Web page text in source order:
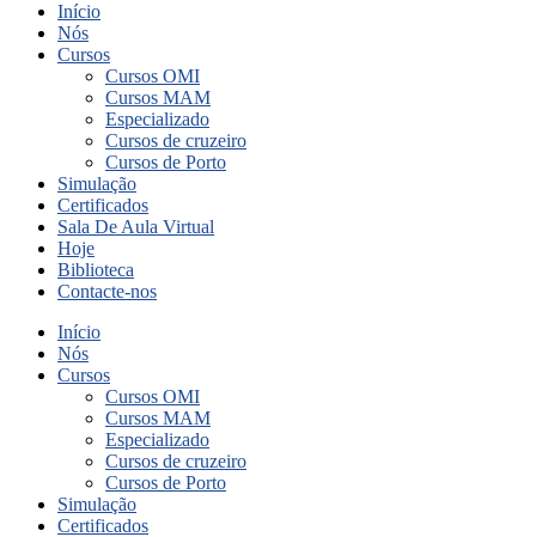
Início
Nós
Cursos
Cursos OMI
Cursos MAM
Especializado
Cursos de cruzeiro
Cursos de Porto
Simulação
Certificados
Sala De Aula Virtual
Hoje
Biblioteca
Contacte-nos
Início
Nós
Cursos
Cursos OMI
Cursos MAM
Especializado
Cursos de cruzeiro
Cursos de Porto
Simulação
Certificados